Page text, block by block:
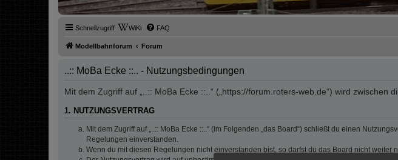
Schnellzugriff WiKi FAQ
Modellbahnforum Forum
..:: MoBa Ecke ::.. - Nutzungsbedingungen
Mit dem Zugriff auf „..:: MoBa Ecke ::..“ („https://forum.roters-web.de“) wird
1. NUTZUNGSVERTRAG
Mit dem Zugriff auf „..:: MoBa Ecke ::..“ (im Folgenden „das Board“) schließt du einen
Regelungen einverstanden.
Wenn du mit diesen Regelungen nicht einverstanden bist, so darfst du das Board nicht